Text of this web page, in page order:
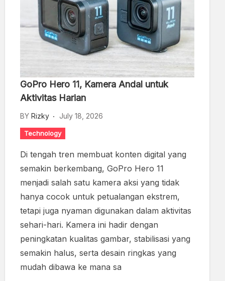
GoPro Hero 11, Kamera Andal untuk
Aktivitas Harian
BY Rizky July 18, 2026
Technology
Di tengah tren membuat konten digital yang
semakin berkembang, GoPro Hero 11
menjadi salah satu kamera aksi yang tidak
hanya cocok untuk petualangan ekstrem,
tetapi juga nyaman digunakan dalam aktivitas
sehari-hari. Kamera ini hadir dengan
peningkatan kualitas gambar, stabilisasi yang
semakin halus, serta desain ringkas yang
mudah dibawa ke mana sa